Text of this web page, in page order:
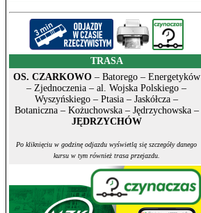
TRASA
OS. CZARKOWO– Batorego – Energetyków
– Zjednoczenia – al. Wojska Polskiego –
Wyszyńskiego – Ptasia – Jaskółcza –
Botaniczna – Kożuchowska – Jędrzychowska –
JĘDRZYCHÓW
Po kliknięciu w godzinę odjazdu wyświetlą się szczegóły danego
kursu w tym również trasa przejazdu.